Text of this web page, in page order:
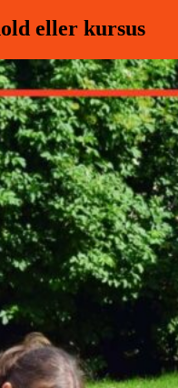
eller kursus